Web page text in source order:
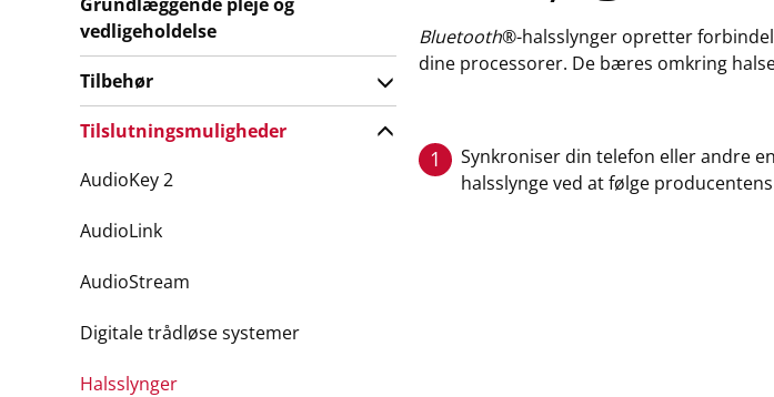
Bluetooth®-halsslynger opretter
dine processorer. De bæres omkring
1
Synkroniser din telefon eller andre
halsslynge ved at følge
vedligeholdelse
Tilbehør
Tilslutningsmuligheder
AudioKey 2
AudioLink
AudioStream
Digitale trådløse systemer
Halsslynger